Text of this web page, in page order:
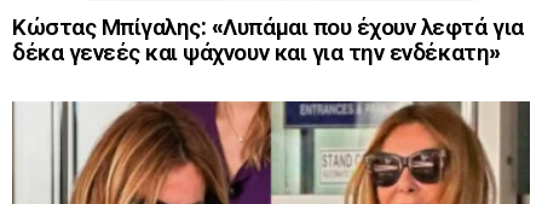
Κώστας Μπίγαλης: «Λυπάμαι που έχουν λεφτά για
δέκα γενεές και ψάχνουν και για την ενδέκατη»